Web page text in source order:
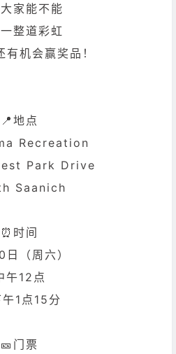
家能不能
整道彩虹
有机会赢奖品！
📍地点
Recreation
Park Drive
Saanich
⏰时间
（周六）
午12点
1点15分
🎫门票